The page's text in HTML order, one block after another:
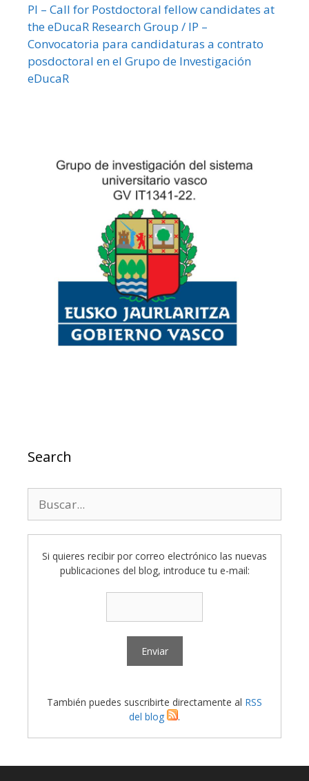
PI – Call for Postdoctoral fellow candidates at
the eDucaR Research Group / IP –
Convocatoria para candidaturas a contrato
posdoctoral en el Grupo de Investigación
eDucaR
Search
Si quieres recibir por correo electrónico las nuevas
publicaciones del blog, introduce tu e-mail:
También puedes suscribirte directamente al RSS
del blog
.